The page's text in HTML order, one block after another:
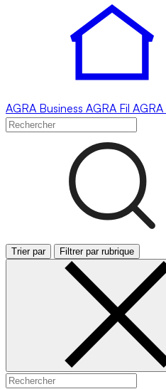
AGRA Business AGRA Fil AGRA
Trier par Filtrer par rubrique